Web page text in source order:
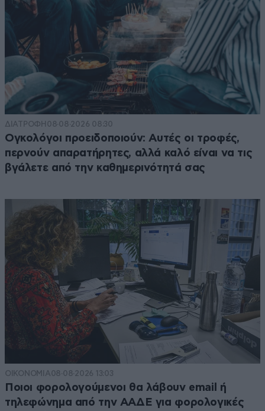
ΔΙΑΤΡΟΦΗ 08·08·2026 08:30
Ογκολόγοι προειδοποιούν: Αυτές οι τροφές,
περνούν απαρατήρητες, αλλά καλό είναι να τις
βγάλετε από την καθημερινότητά σας
ΟΙΚΟΝΟΜΙΑ08·08·2026 13:03
Ποιοι φορολογούμενοι θα λάβουν email ή
τηλεφώνημα από την ΑΑΔΕ για φορολογικές